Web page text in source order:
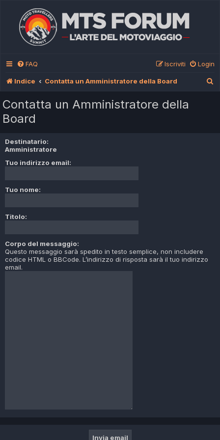
FAQ Login
Iscriviti
Indice Contatta un Amministratore della Board
Contatta un Amministratore della
Board
Destinatario:
Amministratore
Tuo indirizzo email:
Tuo nome:
Titolo:
Corpo del messaggio:
Questo messaggio sarà spedito in testo semplice, non includere
codice HTML o BBCode. L’indirizzo di risposta sarà il tuo indirizzo
email.